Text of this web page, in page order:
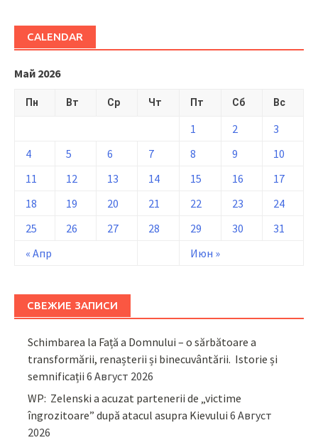
CALENDAR
Май 2026
Пн Вт Ср Чт Пт Сб Вс
« Апр Июн »
1 2
3
4
5 6 7 8 9
10
11
12 13 14 15 16
17
18
19 20 21 22 23
24
25
26 27 28 29 30 31
СВЕЖИЕ ЗАПИСИ
Schimbarea la Față a Domnului – o sărbătoare a
transformării, renașterii și binecuvântării. Istorie și
semnificații 6 Август 2026
WP: Zelenski a acuzat partenerii de „victime
îngrozitoare” după atacul asupra Kievului 6 Август
2026